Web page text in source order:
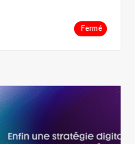
Fermé